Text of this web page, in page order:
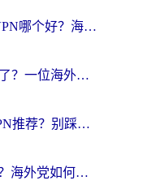
MalusVPN好用吗？和uuVPN哪个好？海外党无缝访问国内资源的真实对比与选择指南
归雁加速器为什么用不了了？一位海外游子的真实困惑与技术解答
海外党必看：回国免费VPN推荐？别踩坑！教你选对加速器无缝刷国内资源
ChickCN和GoLink好用吗？海外党如何选对回国加速器